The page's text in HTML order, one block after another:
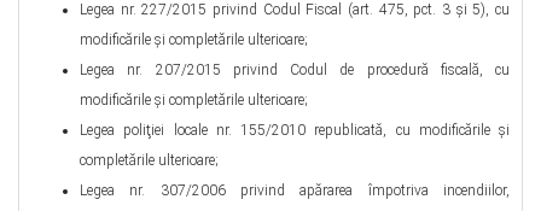
Legea nr. 227/2015 privind Codul Fiscal (art. 475, pct. 3 şi 5), cu
modificările şi completările ulterioare;
Legea nr. 207/2015 privind Codul de procedură fiscală, cu
modificările şi completările ulterioare;
Legea poliţiei locale nr. 155/2010 republicată, cu modificările şi
completările ulterioare;
Legea nr. 307/2006 privind apărarea împotriva incendiilor,